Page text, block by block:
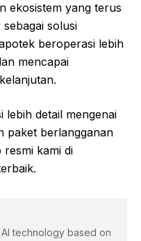
ekosistem yang terus
solusi
beroperasi lebih
mencapai
lebih detail mengenai
paket berlangganan
resmi kami di
technology based on